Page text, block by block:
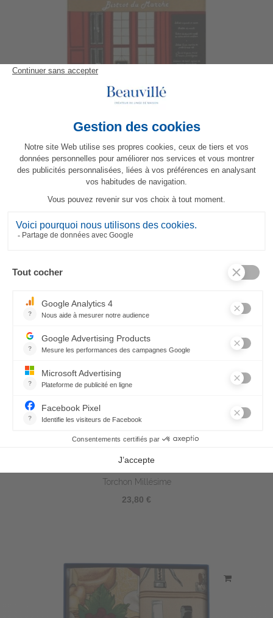
Torchon Bistrot
23,80 €
Torchon Millésime
23,80 €